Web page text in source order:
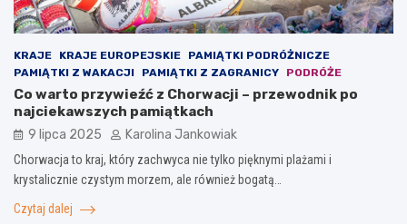
KRAJE KRAJE EUROPEJSKIE
PAMIĄTKI PODRÓŻNICZE
PAMIĄTKI Z WAKACJI
PAMIĄTKI Z ZAGRANICY PODRÓŻE
Co warto przywieźć z Chorwacji – przewodnik po
najciekawszych pamiątkach
9 lipca 2025 Karolina Jankowiak
Chorwacja to kraj, który zachwyca nie tylko pięknymi plażami i
krystalicznie czystym morzem, ale również bogatą…
Czytaj dalej